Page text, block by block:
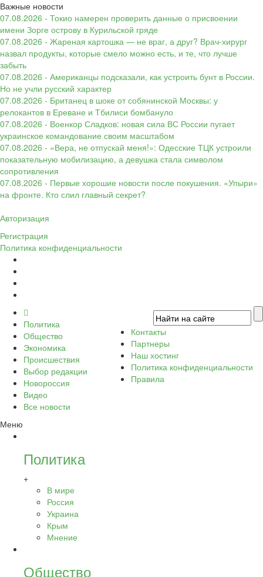
Важные новости
07.08.2026 - Токио намерен проверить данные о присвоении
имени Зорге острову в Курильской гряде
07.08.2026 - Жареная картошка — не враг, а друг? Врач-хирург
назвал продукты, которые смело можно есть, и те, что лучше
забыть
07.08.2026 - Американцы подсказали, как устроить бунт в России.
Но не учли русский характер
07.08.2026 - Британец в шоке от собянинской Москвы: у
релокантов в Ереване и Тбилиси бомбануло
07.08.2026 - Военкор Сладков: новая сила ВС России пугает
украинское командование своим масштабом
07.08.2026 - «Вера, не отпускай меня!»: Одесские ТЦК устроили
показательную мобилизацию, а девушка стала символом
сопротивления
07.08.2026 - Первые хорошие новости после покушения. «Упыри»
на фронте. Кто слил главный секрет?
Авторизация
Регистрация
Политика конфиденциальности
Политика
Общество
Экономика
Происшествия
Выбор редакции
Новороссия
Видео
Все новости
Меню
Политика
+
В мире
Россия
Украина
Крым
Мнение
Общество
Контакты
Партнеры
Наш хостинг
Политика конфиденциальности
Правила